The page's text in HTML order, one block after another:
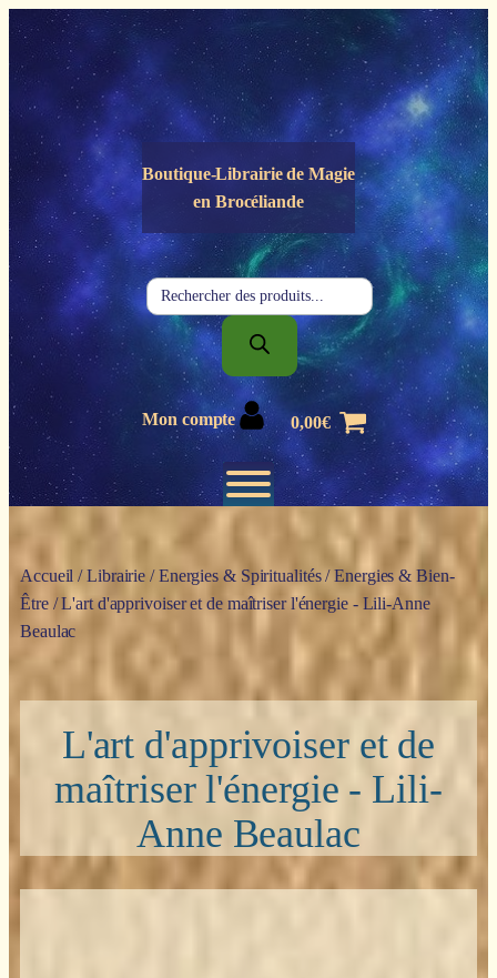
Panneau de gestion des cookies
Boutique-Librairie deMagie
en Brocéliande
Recherche
de
produits
Mon compte 0,00€
Accueil /Librairie /Energies & Spiritualités/Energies & Bien-
Être/ L'art d'apprivoiser et de maîtriser l'énergie - Lili-Anne
Beaulac
L'art d'apprivoiser et de
maîtriser l'énergie - Lili-
Anne Beaulac